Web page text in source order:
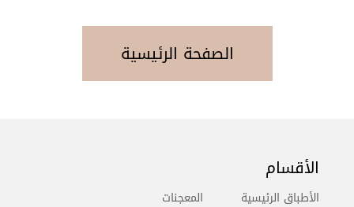
الصفحة الرئيسية
الأقسام
الأطباق الرئيسية
المعجنات